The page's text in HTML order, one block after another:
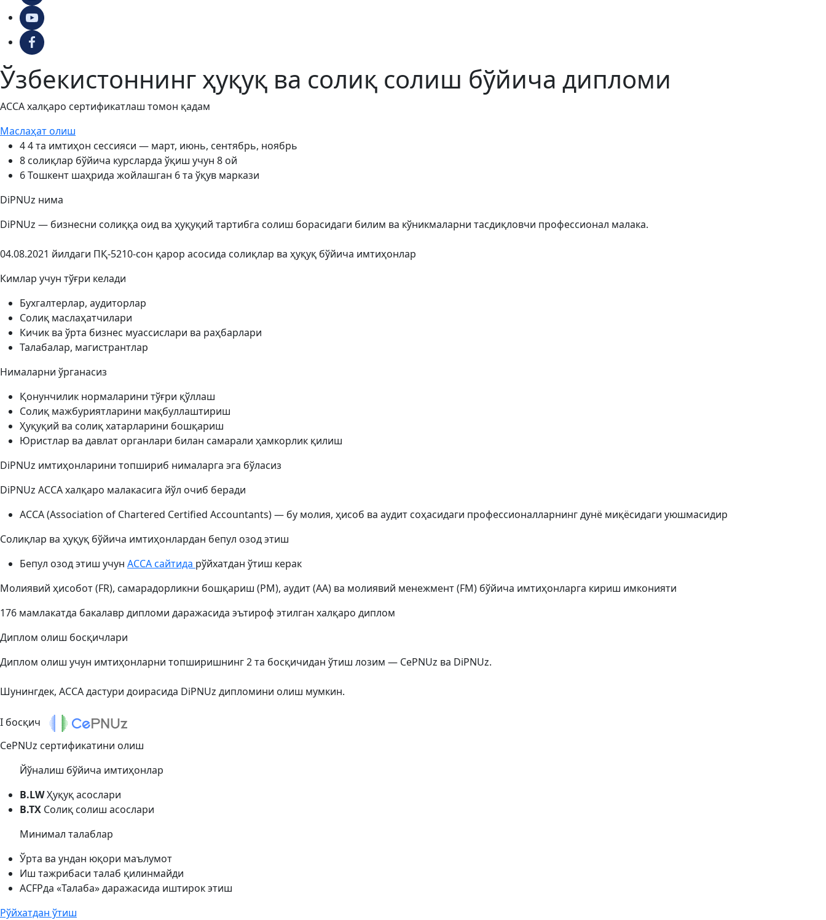
Ўзбекистоннинг ҳуқуқ ва солиқ солиш бўйича дипломи
ACCA халқаро сертификатлаш томон қадам
Маслаҳат олиш
44 та имтиҳон сессияси — март, июнь, сентябрь, ноябрь
8 солиқлар бўйича курсларда ўқиш учун 8 ой
6Тошкент шаҳрида жойлашган 6 та ўқув маркази
DiPNUz нима
DiPNUz — бизнесни солиққа оид ва ҳуқуқий тартибга солиш борасидаги билим ва кўникмаларни тасдиқловчи профессионал малака.
04.08.2021 йилдаги ПҚ-5210-сон қарор асосида солиқлар ва ҳуқуқ бўйича имтиҳонлар
Кимлар учун тўғри келади
Бухгалтерлар, аудиторлар
Солиқ маслаҳатчилари
Кичик ва ўрта бизнес муассислари ва раҳбарлари
Талабалар, магистрантлар
Нималарни ўрганасиз
Қонунчилик нормаларини тўғри қўллаш
Солиқ мажбуриятларини мақбуллаштириш
Ҳуқуқий ва солиқ хатарларини бошқариш
Юристлар ва давлат органлари билан самарали ҳамкорлик қилиш
DiPNUz имтиҳонларини топшириб нималарга эга бўласиз
DiPNUz ACCA халқаро малакасига йўл очиб беради
ACCA (Association of Chartered Certified Accountants) — бу молия, ҳисоб ва аудит соҳасидаги профессионалларнинг дунё миқёсидаги уюшмасидир
Солиқлар ва ҳуқуқ бўйича имтиҳонлардан бепул озод этиш
Бепул озод этиш учун ACCA сайтида рўйхатдан ўтиш керак
Молиявий ҳисобот (FR), самарадорликни бошқариш (PM), аудит (AA) ва молиявий менежмент (FM) бўйича имтиҳонларга кириш имконияти
176 мамлакатда бакалавр дипломи даражасида эътироф этилган халқаро диплом
Диплом олиш босқичлари
Диплом олиш учун имтиҳонларни топширишнинг 2 та босқичидан ўтиш лозим — CePNUz ва DiPNUz.
Шунингдек, ACCA дастури доирасида DiPNUz дипломини олиш мумкин.
I босқич
CePNUz сертификатини олиш
Йўналиш бўйича имтиҳонлар
B.LWҲуқуқ асослари
B.TX Солиқ солиш асослари
Минимал талаблар
Ўрта ва ундан юқори маълумот
Иш тажрибаси талаб қилинмайди
ACFPда «Талаба» даражасида иштирок этиш
Рўйхатдан ўтиш